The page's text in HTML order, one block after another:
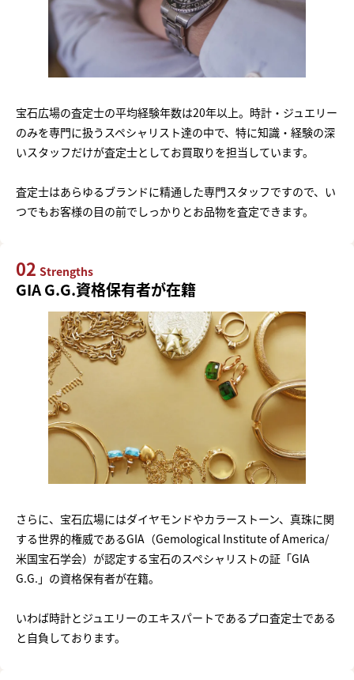
宝石広場の査定士の平均経験年数は20年以上。時計・ジュエリー
のみを専門に扱うスペシャリスト達の中で、特に知識・経験の深
いスタッフだけが査定士としてお買取りを担当しています。
査定士はあらゆるブランドに精通した専門スタッフですので、い
つでもお客様の目の前でしっかりとお品物を査定できます。
02 Strengths
GIA G.G.資格保有者が在籍
さらに、宝石広場にはダイヤモンドやカラーストーン、真珠に関
する世界的権威であるGIA（Gemological Institute of America/
米国宝石学会）が認定する宝石のスペシャリストの証「GIA
G.G.」の資格保有者が在籍。
いわば時計とジュエリーのエキスパートであるプロ査定士である
と自負しております。